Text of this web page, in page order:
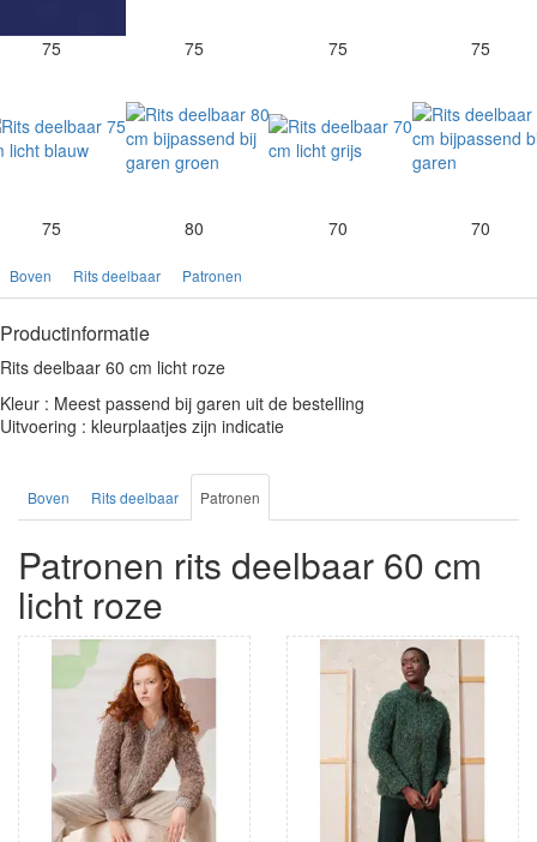
75 75 75 75
75 80 70 70
Boven Rits deelbaar Patronen
Productinformatie
Rits deelbaar 60 cm licht roze
Kleur : Meest passend bij garen uit de bestelling
Uitvoering : kleurplaatjes zijn indicatie
Boven Rits deelbaar Patronen
Patronen rits deelbaar 60 cm
licht roze